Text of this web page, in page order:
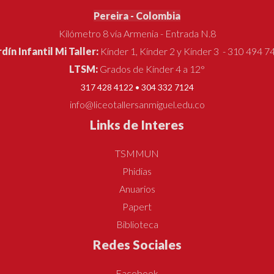
Pereira - Colombia
Kilómetro 8 vía Armenia - Entrada N.8
Infantil Mi Taller: Kínder 1, Kínder 2 y Kínder 3 - 310 494
LTSM: Grados de Kínder 4 a 12°
317 428 4122 • 304 332 7124
info@liceotallersanmiguel.edu.co
Links de Interes
TSMMUN
Phidias
Anuarios
Papert
Biblioteca
Redes Sociales